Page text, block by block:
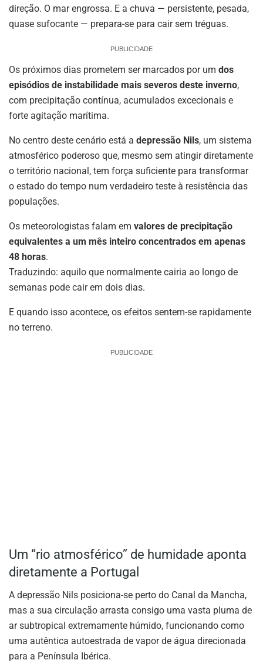
direção. O mar engrossa. E a chuva — persistente, pesada,
quase sufocante — prepara-se para cair sem tréguas.
PUBLICIDADE
Os próximos dias prometem ser marcados por um dos
episódios de instabilidade mais severos deste inverno,
com precipitação contínua, acumulados excecionais e
forte agitação marítima.
No centro deste cenário está a depressão Nils, um sistema
atmosférico poderoso que, mesmo sem atingir diretamente
o território nacional, tem força suficiente para transformar
o estado do tempo num verdadeiro teste à resistência das
populações.
Os meteorologistas falam em valores de precipitação
equivalentes a um mês inteiro concentrados em apenas
48 horas.
Traduzindo: aquilo que normalmente cairia ao longo de
semanas pode cair em dois dias.
E quando isso acontece, os efeitos sentem-se rapidamente
no terreno.
PUBLICIDADE
Um “rio atmosférico” de humidade aponta
diretamente a Portugal
A depressão Nils posiciona-se perto do Canal da Mancha,
mas a sua circulação arrasta consigo uma vasta pluma de
ar subtropical extremamente húmido, funcionando como
uma autêntica autoestrada de vapor de água direcionada
para a Península Ibérica.